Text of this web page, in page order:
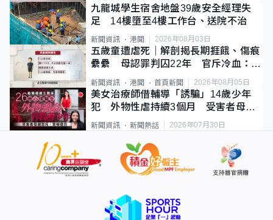
九龍城學生宿舍地盤39歲安全經理失
足 14樓墮至4樓工作台、送院不治
新聞資訊 港聞 2026年08月03日
五歲童遭虐死｜解剖揭長期捱餓、傷痕
纍纍 母認罪判囚22年 官斥冷血：同
類案最惡劣
新聞資訊 港聞 首頁新聞 2026年08月05日
美女治療師借輔導「誘騙」14歲少年
犯 外物性虐持續3個月 受害者母：
要保護其他人
新聞資訊 新聞熱話 2026年07月30日